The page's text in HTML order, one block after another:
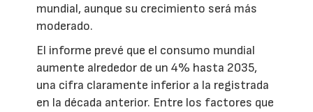
mundial, aunque su crecimiento será más
moderado.
El informe prevé que el consumo mundial
aumente alrededor de un 4% hasta 2035,
una cifra claramente inferior a la registrada
en la década anterior. Entre los factores que